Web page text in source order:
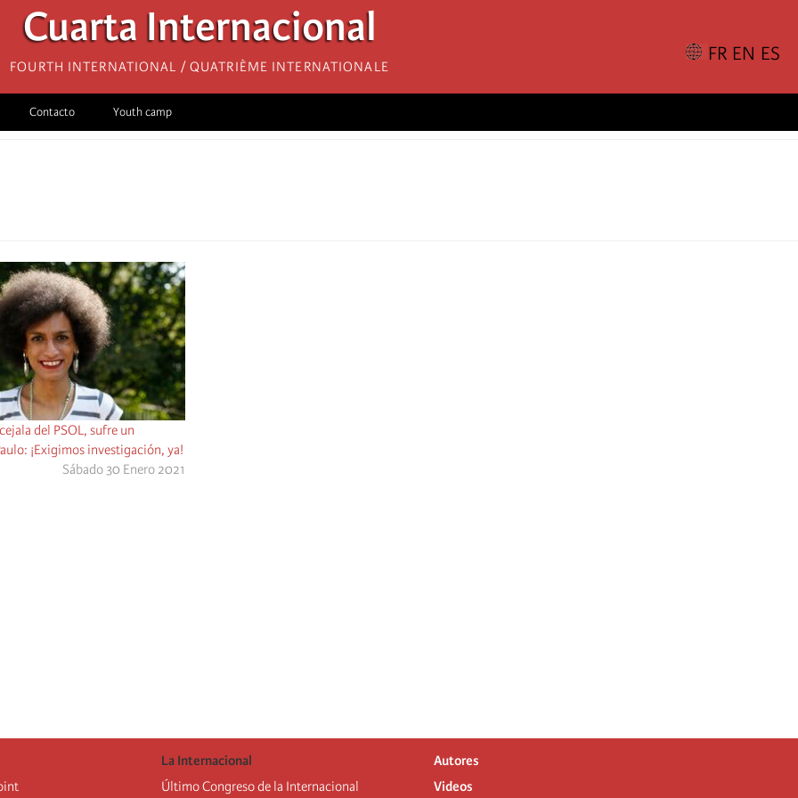
Cuarta Internacional
Fourth International / Quatrième internationale
Contacto Youth camp
del PSOL, sufre un
¡Exigimos investigación, ya!
Sábado 30 Enero 2021
La Internacional
Último Congreso de la Internacional
Autores
Videos